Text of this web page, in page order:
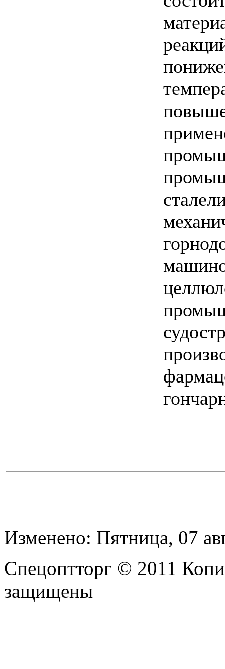
Изменено: Пятница, 07
Спецоптторг © 2011
защищены